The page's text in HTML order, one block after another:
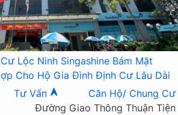
Lộc Ninh Singashine Bám Mặt
Cho Hộ Gia Đình Định Cư Lâu Dài
Tư Vấn
Căn Hộ/ Chung Cư
Đường Giao Thông Thuận Tiện